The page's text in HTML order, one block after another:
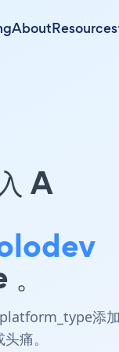
AboutResources
A
添
痛。